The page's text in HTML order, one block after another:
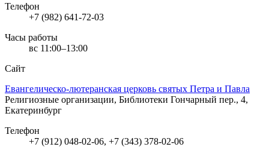
Телефон
+7 (982) 641-72-03
Часы работы
вс 11:00–13:00
Сайт
Евангелическо-лютеранская церковь святых Петра и Павла
Религиозные организации, Библиотеки Гончарный пер., 4,
Екатеринбург
Телефон
+7 (912) 048-02-06, +7 (343) 378-02-06